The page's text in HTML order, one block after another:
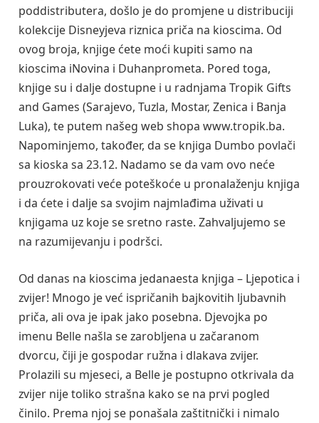
poddistributera, došlo je do promjene u distribuciji
kolekcije Disneyjeva riznica priča na kioscima. Od
ovog broja, knjige ćete moći kupiti samo na
kioscima iNovina i Duhanprometa. Pored toga,
knjige su i dalje dostupne i u radnjama Tropik Gifts
and Games (Sarajevo, Tuzla, Mostar, Zenica i Banja
Luka), te putem našeg web shopa www.tropik.ba.
Napominjemo, također, da se knjiga Dumbo povlači
sa kioska sa 23.12. Nadamo se da vam ovo neće
prouzrokovati veće poteškoće u pronalaženju knjiga
i da ćete i dalje sa svojim najmlađima uživati u
knjigama uz koje se sretno raste. Zahvaljujemo se
na razumijevanju i podršci.
Od danas na kioscima jedanaesta knjiga – Ljepotica i
zvijer! Mnogo je već ispričanih bajkovitih ljubavnih
priča, ali ova je ipak jako posebna. Djevojka po
imenu Belle našla se zarobljena u začaranom
dvorcu, čiji je gospodar ružna i dlakava zvijer.
Prolazili su mjeseci, a Belle je postupno otkrivala da
zvijer nije toliko strašna kako se na prvi pogled
činilo. Prema njoj se ponašala zaštitnički i nimalo